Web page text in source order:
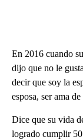
En 2016 cuando
dijo que no le
decir que soy la
esposa, ser ama
Dice que su vida
logrado cumplir